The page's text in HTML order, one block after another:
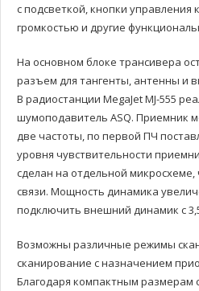
с подсветкой, кнопки
громкостью и другие
На основном блоке трансивера
разъем для тангенты, антенны и
В радиостанции MegaJet MJ-555
шумоподавитель ASQ. Приемник
две частоты, по первой ПЧ
уровня чувствительности
сделан на отдельной
связи. Мощность динамика
подключить внешний динамик с
Возможны различные режимы
сканирование с назначением
Благодаря компактным размерам